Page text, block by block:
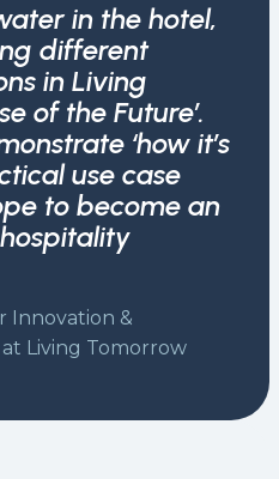
in the hotel,
different
in Living
of the Future’.
‘how it’s
use case
to become an
Innovation &
Living Tomorrow